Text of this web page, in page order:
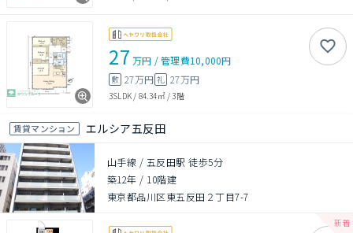
27 万円 /管理費10,000円
敷 27万円 礼 27万円
3SLDK / 84.34㎡/3階
賃貸マンション エルシア五反田
山手線 / 五反田駅 徒歩5分
築12年 / 10階建
東京都品川区東五反田２丁目7-7